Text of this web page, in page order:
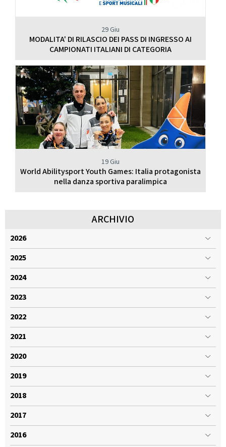
29 Giu
MODALITA' DI RILASCIO DEI PASS DI INGRESSO AI
CAMPIONATI ITALIANI DI CATEGORIA
19 Giu
World Abilitysport Youth Games: Italia protagonista
nella danza sportiva paralimpica
ARCHIVIO
2026
2025
2024
2023
2022
2021
2020
2019
2018
2017
2016